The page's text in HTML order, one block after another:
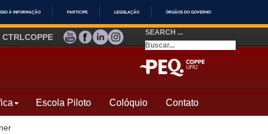
À INFORMAÇÃO PARTICIPE LEGISLAÇÃO ÓRGÃOS DO GOVERNO
CTRLCOPPE YOUTUBE
FACEBOOK
LINKEDIN
INSTAGRAMSEARCH ...
Escola Piloto Colóquio Contato